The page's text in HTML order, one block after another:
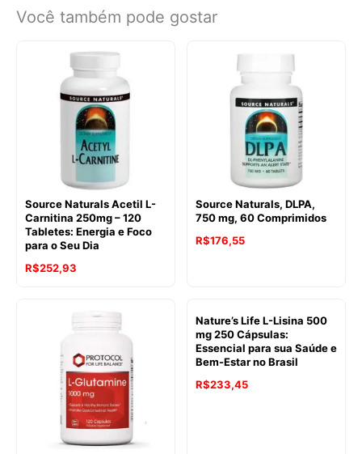
Você também pode gostar
Source Naturals Acetil L-
Carnitina 250mg – 120
Tabletes: Energia e Foco
para o Seu Dia
R$252,93
Source Naturals, DLPA,
750 mg, 60 Comprimidos
R$176,55
Nature’s Life L-Lisina 500
mg 250 Cápsulas:
Essencial para sua Saúde e
Bem-Estar no Brasil
R$233,45